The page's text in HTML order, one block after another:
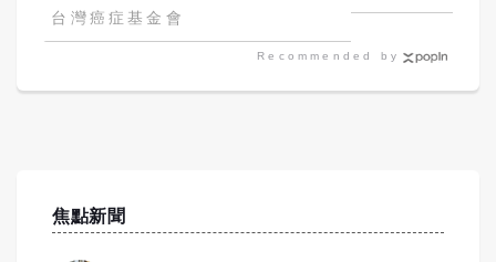
嫌晚！
台灣癌症基金會
Recommended by
焦點新聞